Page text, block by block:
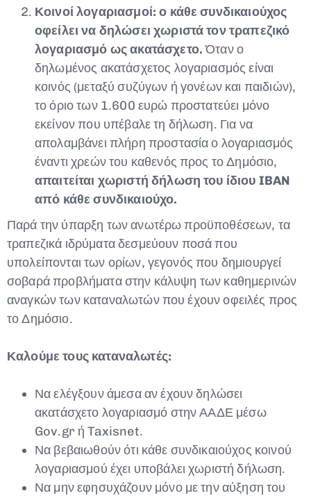
Κοινοί λογαριασμοί: ο κάθε συνδικαιούχος
οφείλει να δηλώσει χωριστά τον τραπεζικό
λογαριασμό ως ακατάσχετο.Όταν ο
δηλωμένος ακατάσχετος λογαριασμός είναι
κοινός (μεταξύ συζύγων ή γονέων και παιδιών),
το όριο των 1.600 ευρώ προστατεύει μόνο
εκείνον που υπέβαλε τη δήλωση. Για να
απολαμβάνει πλήρη προστασία ο λογαριασμός
έναντι χρεών του καθενός προς το Δημόσιο,
απαιτείται χωριστή δήλωση του ίδιου IBAN
από κάθε συνδικαιούχο.
Παρά την ύπαρξη των ανωτέρω προϋποθέσεων, τα
τραπεζικά ιδρύματα δεσμεύουν ποσά που
υπολείπονται των ορίων, γεγονός που δημιουργεί
σοβαρά προβλήματα στην κάλυψη των καθημερινών
αναγκών των καταναλωτών που έχουν οφειλές προς
το Δημόσιο.
Καλούμε τους καταναλωτές:
Να ελέγξουν άμεσα αν έχουν δηλώσει
ακατάσχετο λογαριασμό στην ΑΑΔΕ μέσω
Gov.gr ή Taxisnet.
Να βεβαιωθούν ότι κάθε συνδικαιούχος κοινού
λογαριασμού έχει υποβάλει χωριστή δήλωση.
Να μην εφησυχάζουν μόνο με την αύξηση του